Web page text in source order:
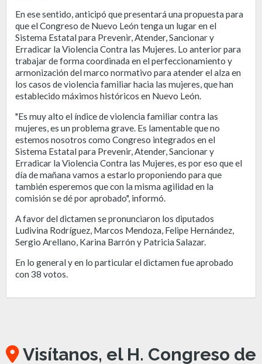
En ese sentido, anticipó que presentará una propuesta para
que el Congreso de Nuevo León tenga un lugar en el
Sistema Estatal para Prevenir, Atender, Sancionar y
Erradicar la Violencia Contra las Mujeres. Lo anterior para
trabajar de forma coordinada en el perfeccionamiento y
armonización del marco normativo para atender el alza en
los casos de violencia familiar hacia las mujeres, que han
establecido máximos históricos en Nuevo León.
"Es muy alto el índice de violencia familiar contra las
mujeres, es un problema grave. Es lamentable que no
estemos nosotros como Congreso integrados en el
Sistema Estatal para Prevenir, Atender, Sancionar y
Erradicar la Violencia Contra las Mujeres, es por eso que el
día de mañana vamos a estarlo proponiendo para que
también esperemos que con la misma agilidad en la
comisión se dé por aprobado", informó.
A favor del dictamen se pronunciaron los diputados
Ludivina Rodríguez, Marcos Mendoza, Felipe Hernández,
Sergio Arellano, Karina Barrón y Patricia Salazar.
En lo general y en lo particular el dictamen fue aprobado
con 38 votos.
Visítanos, el H. Congreso de